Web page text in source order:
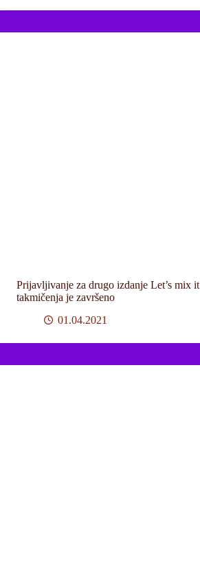
Prijavljivanje za drugo izdanje Let’s mix it
takmičenja je završeno
01.04.2021